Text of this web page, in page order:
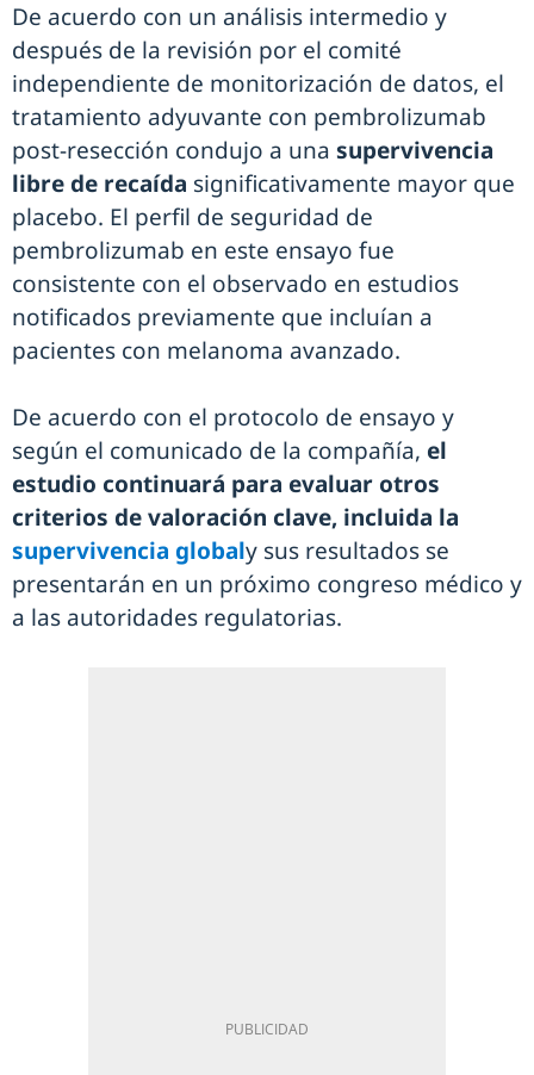
De acuerdo con un análisis intermedio y
después de la revisión por el comité
independiente de monitorización de datos, el
tratamiento adyuvante con pembrolizumab
post-resección condujo a una supervivencia
libre de recaída significativamente mayor que
placebo. El perfil de seguridad de
pembrolizumab en este ensayo fue
consistente con el observado en estudios
notificados previamente que incluían a
pacientes con melanoma avanzado.
De acuerdo con el protocolo de ensayo y
según el comunicado de la compañía, el
estudio continuará para evaluar otros
criterios de valoración clave, incluida la
supervivencia globaly sus resultados se
presentarán en un próximo congreso médico y
a las autoridades regulatorias.